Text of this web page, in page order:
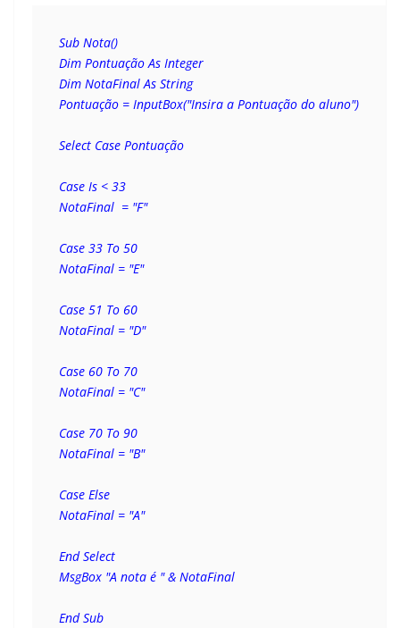
Sub Nota()
Dim Pontuação As Integer
Dim NotaFinal As String
Pontuação = InputBox("Insira a Pontuação do aluno")
Select Case Pontuação
Case Is < 33
NotaFinal  = "F"
Case 33 To 50
NotaFinal = "E"
Case 51 To 60
NotaFinal = "D"
Case 60 To 70
NotaFinal = "C"
Case 70 To 90
NotaFinal = "B"
Case Else
NotaFinal = "A"
End Select
MsgBox "A nota é " & NotaFinal
End Sub